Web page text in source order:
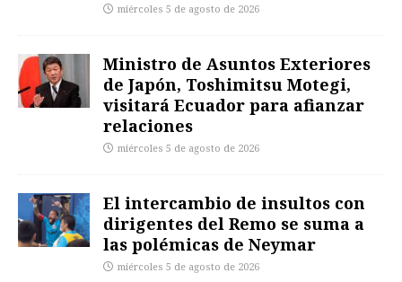
miércoles 5 de agosto de 2026
Ministro de Asuntos Exteriores
de Japón, Toshimitsu Motegi,
visitará Ecuador para afianzar
relaciones
miércoles 5 de agosto de 2026
El intercambio de insultos con
dirigentes del Remo se suma a
las polémicas de Neymar
miércoles 5 de agosto de 2026